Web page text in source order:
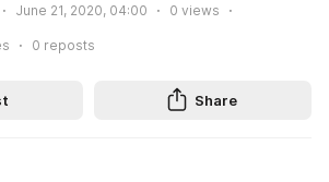
June 21, 2020, 04:00 0 views
0 reposts
Share